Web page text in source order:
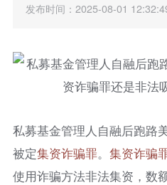
发布时间：2025-08-01
私募基金管理人自融后跑路
被定集资诈骗罪。 集资诈骗
使用诈骗方法非法集资，数